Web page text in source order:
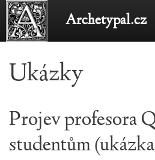
Přeskočit
na
obsah
Archetypal.cz
Ukázky
Projev profesora
studentům